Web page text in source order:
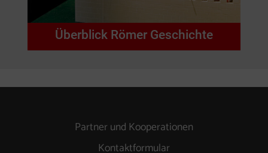
Überblick Römer Geschichte
Partner und Kooperationen
Kontaktformular